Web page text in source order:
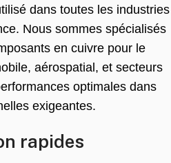
dans toutes les industries
Nous sommes spécialisés
en cuivre pour le
aérospatial, et secteurs
optimales dans
exigeantes.
rapides